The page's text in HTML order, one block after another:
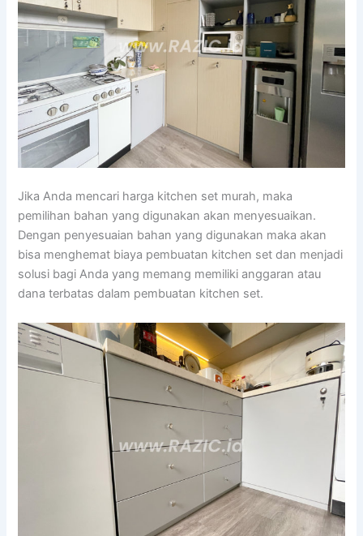
Jika Anda mencari harga kitchen set murah, maka
pemilihan bahan yang digunakan akan menyesuaikan.
Dengan penyesuaian bahan yang digunakan maka akan
bisa menghemat biaya pembuatan kitchen set dan menjadi
solusi bagi Anda yang memang memiliki anggaran atau
dana terbatas dalam pembuatan kitchen set.